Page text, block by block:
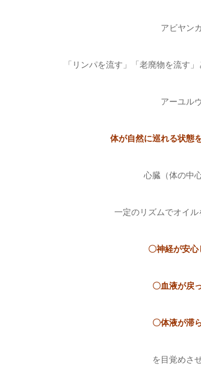
アビヤン
「リンパを流す」「老廃物を流す
アーユル
体が自然に巡れる状態
心臓（体の中
一定のリズムでオイル
〇神経が安
〇血液が戻
〇体液が滞
を目覚めさ